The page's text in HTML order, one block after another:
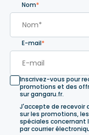
Nom*
E-mail*
Inscrivez-vous pour
promotions et des
sur gangaru.fr.
J'accepte de recevoir
sur les promotions,
spéciales concernant
par courrier